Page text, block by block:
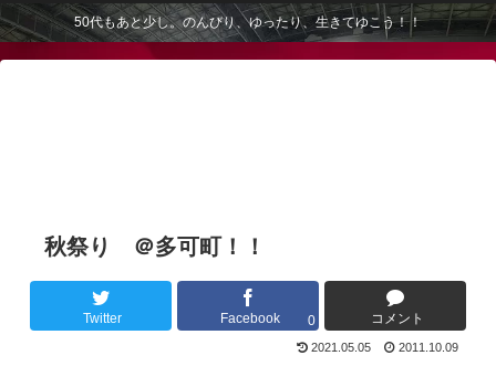
50代もあと少し。のんびり、ゆったり、生きてゆこう！！
秋祭り ＠多可町！！
Twitter Facebook 0 コメント
2021.05.05 2011.10.09